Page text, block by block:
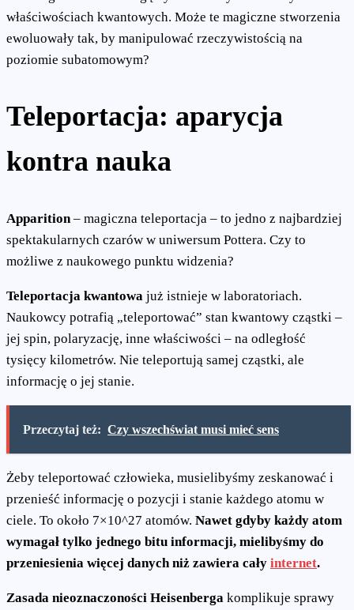
właściwościach kwantowych. Może te magiczne stworzenia
ewoluowały tak, by manipulować rzeczywistością na
poziomie subatomowym?
Teleportacja: aparycja
kontra nauka
Apparition– magiczna teleportacja – to jedno z najbardziej
spektakularnych czarów w uniwersum Pottera. Czy to
możliwe z naukowego punktu widzenia?
Teleportacja kwantowa już istnieje w laboratoriach.
Naukowcy potrafią „teleportować” stan kwantowy cząstki –
jej spin, polaryzację, inne właściwości – na odległość
tysięcy kilometrów. Nie teleportują samej cząstki, ale
informację o jej stanie.
Przeczytaj też: Czy wszechświat musi mieć sens
Żeby teleportować człowieka, musielibyśmy zeskanować i
przenieść informację o pozycji i stanie każdego atomu w
ciele. To około 7×10^27 atomów. Nawet gdyby każdy atom
wymagał tylko jednego bitu informacji, mielibyśmy do
przeniesienia więcej danych niż zawiera cały internet.
Zasada nieoznaczoności Heisenberga komplikuje sprawy